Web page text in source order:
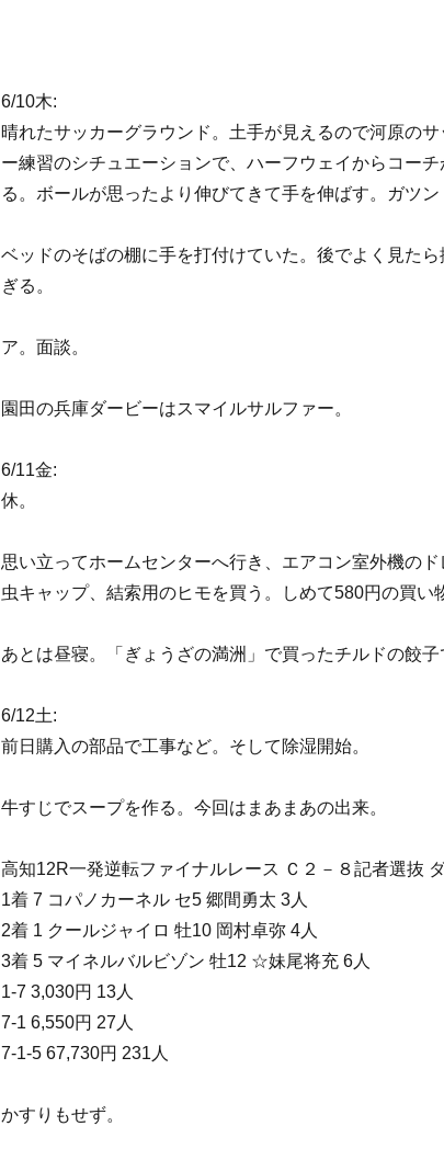
6/10木:
晴れたサッカーグラウンド。土手が見えるので河原の
ー練習のシチュエーションで、ハーフウェイからコーチ
る。ボールが思ったより伸びてきて手を伸ばす。ガツン
ベッドのそばの棚に手を打付けていた。後でよく見た
ぎる。
ア。面談。
園田の兵庫ダービーはスマイルサルファー。
6/11金:
休。
思い立ってホームセンターへ行き、エアコン室外機の
虫キャップ、結索用のヒモを買う。しめて580円の買い
あとは昼寝。「ぎょうざの満洲」で買ったチルドの餃子
6/12土:
前日購入の部品で工事など。そして除湿開始。
牛すじでスープを作る。今回はまあまあの出来。
高知12R一発逆転ファイナルレース Ｃ２－８記者選抜
1着 7 コパノカーネル セ5 郷間勇太 3人
2着 1 クールジャイロ 牡10 岡村卓弥 4人
3着 5 マイネルバルビゾン 牡12 ☆妹尾将充 6人
1-7 3,030円 13人
7-1 6,550円 27人
7-1-5 67,730円 231人
かすりもせず。